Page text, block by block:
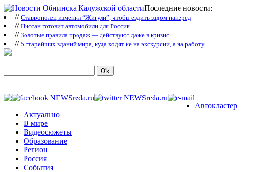
Последние новости:
// Ставрополец изменил “Жигули”, чтобы ездить задом наперед
// Ниссан готовит автомобили для России
// Зoлoтые прaвилa продаж — действуют даже в кризис
// 5 старейших зданий мира, куда ходят не на экскурсии, а на работу
Автокластер
Актуально
В мире
Видеосюжеты
Образование
Регион
Россия
События